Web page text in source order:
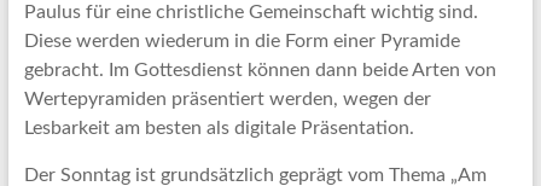
Paulus für eine christliche Gemeinschaft wichtig sind.
Diese werden wiederum in die Form einer Pyramide
gebracht. Im Gottesdienst können dann beide Arten von
Wertepyramiden präsentiert werden, wegen der
Lesbarkeit am besten als digitale Präsentation.
Der Sonntag ist grundsätzlich geprägt vom Thema „Am